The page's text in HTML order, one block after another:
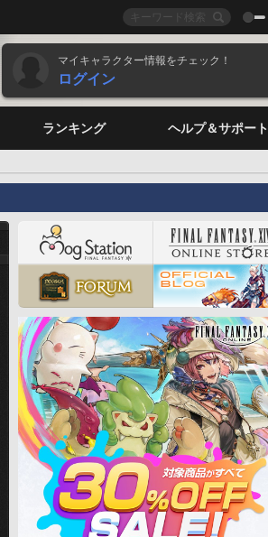
マイキャラクター情報をチェック！
ログイン
ランキング ヘルプ＆サポート